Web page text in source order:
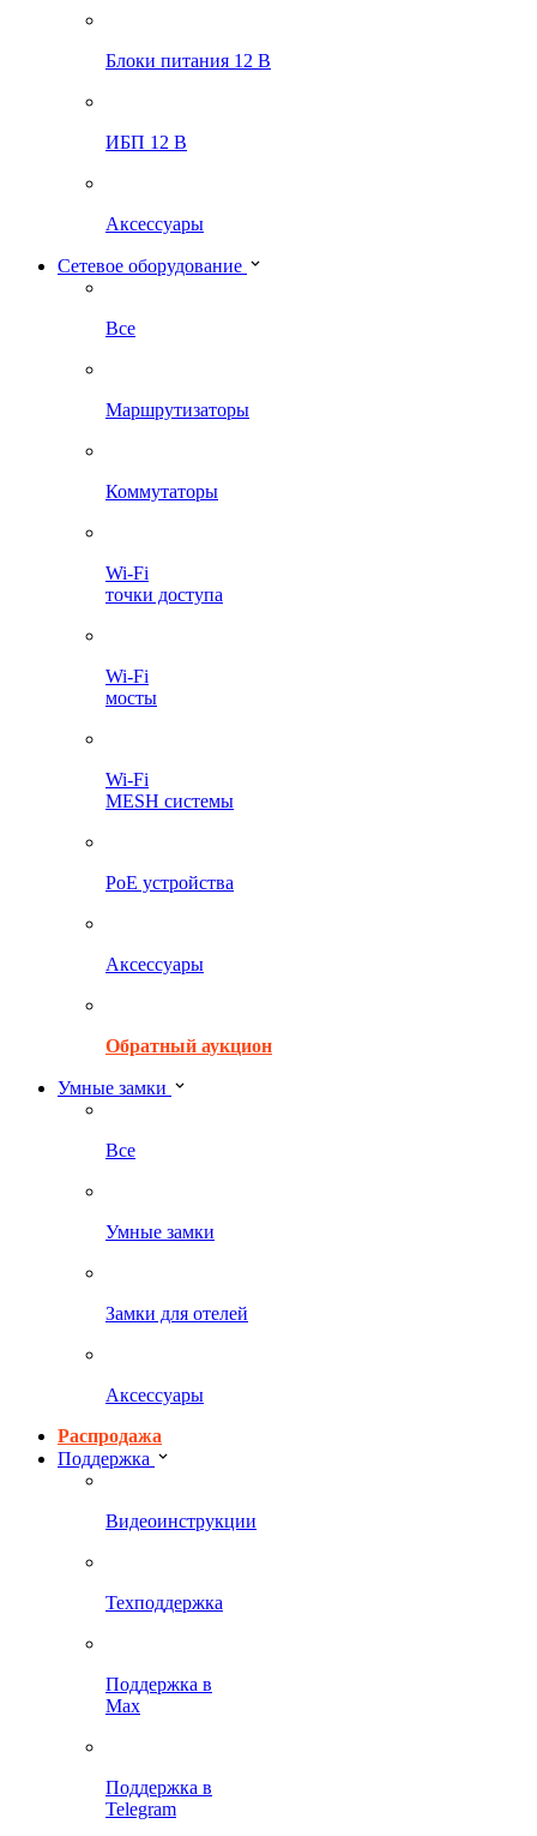
Блоки питания 12 В
ИБП 12 В
Аксессуары
Сетевое оборудование
Все
Маршрутизаторы
Коммутаторы
Wi-Fi
точки доступа
Wi-Fi
мосты
Wi-Fi
MESH системы
PoE устройства
Аксессуары
Обратный аукцион
Умные замки
Все
Умные замки
Замки для отелей
Аксессуары
Распродажа
Поддержка
Видеоинструкции
Техподдержка
Поддержка в
Max
Поддержка в
Telegram